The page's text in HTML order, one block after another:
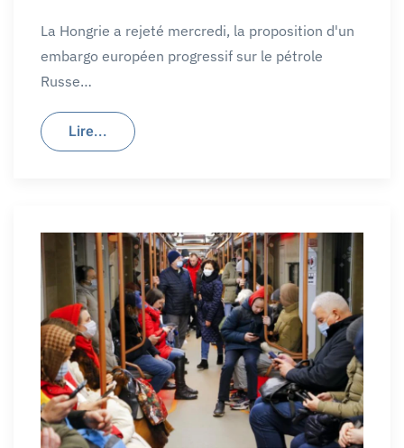
La Hongrie a rejeté mercredi, la proposition d'un
embargo européen progressif sur le pétrole
Russe…
Lire...